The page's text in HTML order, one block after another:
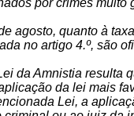
por crimes
agosto, quanto à
no artigo 4.º, são
da Amnistia
da lei mais
Lei, a